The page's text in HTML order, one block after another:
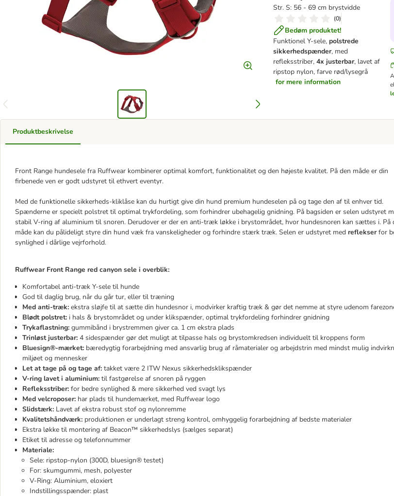
Str. S: 56 - 69 cm brystvidde
(0)
Bedøm produktet!
Funktionel Y-sele, polstrede
sikkerhedspænder, med
refleksstriber, 4x justerbar, lavet af
ripstop nylon, farve rød/lysegrå
for mere information
Produktbeskrivelse
Front Range hundesele fra Ruffwear kombinerer optimal komfort, funktionalitet og den højeste kvalitet. På den måde er din
firbenede ven er godt udstyret til ethvert eventyr.
Med de funktionelle sikkerheds-kliklåse kan du hurtigt give din hund premium hundeselen på og tage den af til enhver tid.
Spænderne er specielt polstret til optimal trykfordeling, som forhindrer ubehagelig gnidning. På bagsiden er selen udstyret
stabil V-ring af aluminium til snoren. Derudover er der en anti-træk løkke i brystområdet, hvor hundesnoren kan sættes i. På
måde kan du pålideligt styre din hund væk fra vanskeligheder og forhindre stærk træk. Selen er udstyret med reflekserfor
synlighed i dårlige vejrforhold.
Ruffwear Front Range red canyon sele i overblik:
Komfortabel anti-træk Y-sele til hunde
God til daglig brug, når du går tur, eller til træning
Med anti-træk: ekstra sløjfe til at sætte din hundesnor i, modvirker kraftig træk & gør det nemme at styre udenom
Blødt polstret: i hals & brystområdet og under klikspænder, optimal trykfordeling forhindrer gnidning
Trykaflastning: gummibånd i brystremmen giver ca. 1 cm ekstra plads
Trinløst justerbar: 4 sidespænder gør det muligt at tilpasse hals og brystomkredsen individuelt til kroppens form
Bluesign®-mærket: bæredygtig forarbejdning med ansvarlig brug af råmaterialer og arbejdstrin med mindst mulig
miljøet og mennesker
Let at tage på og tage af: takket være 2 ITW Nexus sikkerhedsklikspænder
V-ring lavet i aluminium: til fastgørelse af snoren på ryggen
Refleksstriber: for bedre synlighed & mere sikkerhed ved svagt lys
Med velcroposer: har plads til hundemærket, med Ruffwear logo
Slidstærk: Lavet af ekstra robust stof og nylonremme
Kvalitetshåndværk: produktionen er underlagt streng kontrol, omhyggelig forarbejdning af bedste materialer
Ekstra løkke til montering af Beacon™ sikkerhedslys (sælges separat)
Etiket til adresse og telefonnummer
Materiale:
Sele: ripstop-nylon (300D, bluesign® testet)
For: skumgummi, mesh, polyester
V-Ring: Aluminium, eloxiert
Indstillingsspænder: plast